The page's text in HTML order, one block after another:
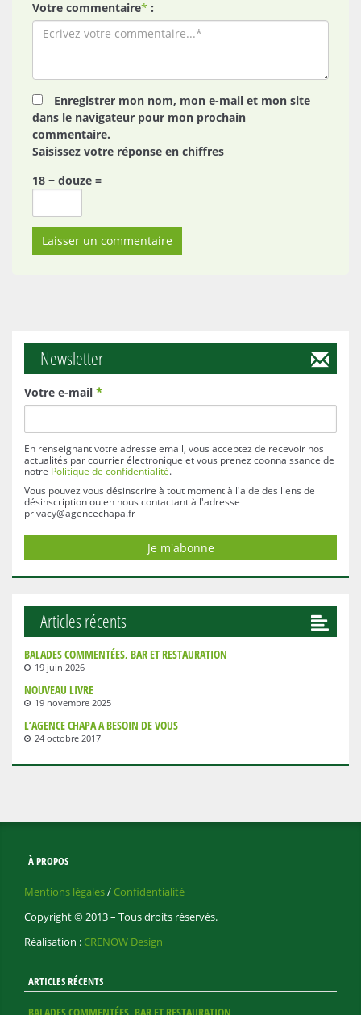
Votre commentaire* :
Enregistrer mon nom, mon e-mail et mon site
dans le navigateur pour mon prochain
commentaire.
Saisissez votre réponse en chiffres
18 − douze =
Newsletter
Votre e-mail *
En renseignant votre adresse email, vous acceptez de recevoir nos
actualités par courrier électronique et vous prenez coonnaissance de
notre Politique de confidentialité.
Vous pouvez vous désinscrire à tout moment à l'aide des liens de
désinscription ou en nous contactant à l'adresse
privacy@agencechapa.fr
Articles récents
BALADES COMMENTÉES, BAR ET RESTAURATION
19 juin 2026
NOUVEAU LIVRE
19 novembre 2025
L’AGENCE CHAPA A BESOIN DE VOUS
24 octobre 2017
À PROPOS
Mentions légales/ Confidentialité
Copyright © 2013 – Tous droits réservés.
Réalisation : CRENOW Design
ARTICLES RÉCENTS